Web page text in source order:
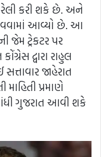
રેલી કરી શકે છે. અને
આવ્યો છે. આ
જેમ ટ્રેકટર પર
દ્વારા રાહુલ
જાહેરાત
માહિતી પ્રમાણે
ગુજરાત આવી શકે